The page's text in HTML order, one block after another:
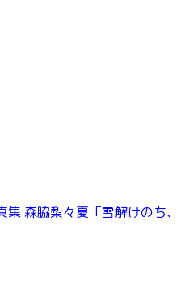
森脇梨々夏「雪解けのち、